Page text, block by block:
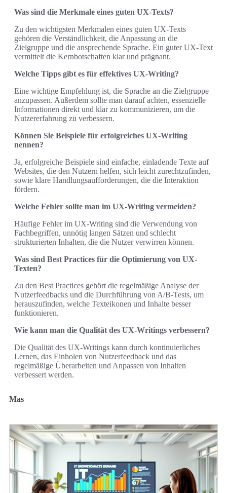
Was sind die Merkmale eines guten UX-Texts?
Zu den wichtigsten Merkmalen eines guten UX-Texts
gehören die Verständlichkeit, die Anpassung an die
Zielgruppe und die ansprechende Sprache. Ein guter UX-Text
vermittelt die Kernbotschaften klar und prägnant.
Welche Tipps gibt es für effektives UX-Writing?
Eine wichtige Empfehlung ist, die Sprache an die Zielgruppe
anzupassen. Außerdem sollte man darauf achten, essenzielle
Informationen direkt und klar zu kommunizieren, um die
Nutzererfahrung zu verbessern.
Können Sie Beispiele für erfolgreiches UX-Writing
nennen?
Ja, erfolgreiche Beispiele sind einfache, einladende Texte auf
Websites, die den Nutzern helfen, sich leicht zurechtzufinden,
sowie klare Handlungsaufforderungen, die die Interaktion
fördern.
Welche Fehler sollte man im UX-Writing vermeiden?
Häufige Fehler im UX-Writing sind die Verwendung von
Fachbegriffen, unnötig langen Sätzen und schlecht
strukturierten Inhalten, die die Nutzer verwirren können.
Was sind Best Practices für die Optimierung von UX-
Texten?
Zu den Best Practices gehört die regelmäßige Analyse der
Nutzerfeedbacks und die Durchführung von A/B-Tests, um
herauszufinden, welche Texteikonen und Inhalte besser
funktionieren.
Wie kann man die Qualität des UX-Writings verbessern?
Die Qualität des UX-Writings kann durch kontinuierliches
Lernen, das Einholen von Nutzerfeedback und das
regelmäßige Überarbeiten und Anpassen von Inhalten
verbessert werden.
Mas